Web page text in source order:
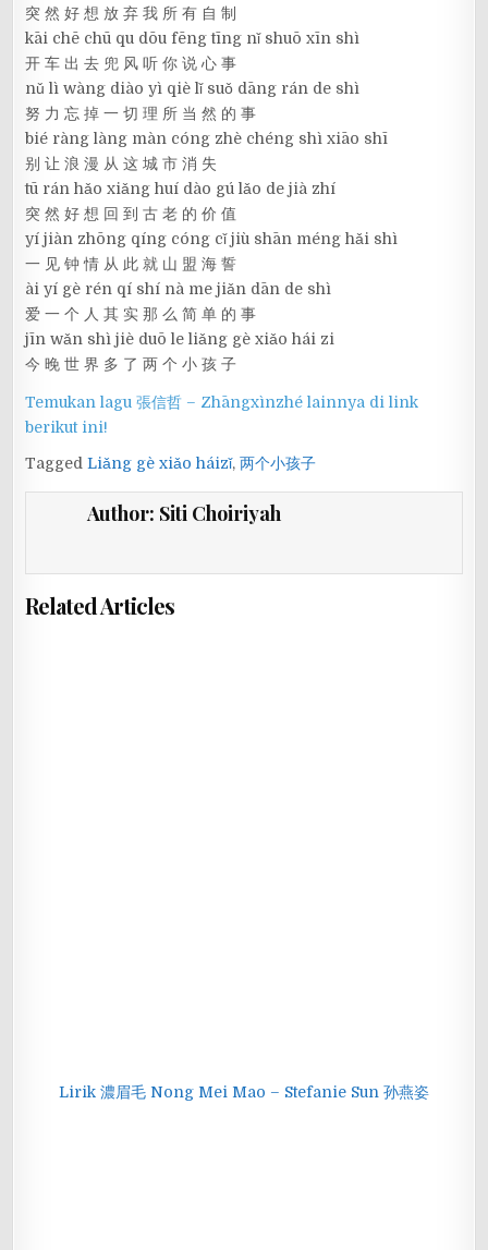
突 然 好 想 放 弃 我 所 有 自 制
kāi chē chū qu dōu fēng tīng nǐ shuō xīn shì
开 车 出 去 兜 风 听 你 说 心 事
nǔ lì wàng diào yì qiè lǐ suǒ dāng rán de shì
努 力 忘 掉 一 切 理 所 当 然 的 事
bié ràng làng màn cóng zhè chéng shì xiāo shī
别 让 浪 漫 从 这 城 市 消 失
tū rán hǎo xiǎng huí dào gú lǎo de jià zhí
突 然 好 想 回 到 古 老 的 价 值
yí jiàn zhōng qíng cóng cǐ jiù shān méng hǎi shì
一 见 钟 情 从 此 就 山 盟 海 誓
ài yí gè rén qí shí nà me jiǎn dān de shì
爱 一 个 人 其 实 那 么 简 单 的 事
jīn wǎn shì jiè duō le liǎng gè xiǎo hái zi
今 晚 世 界 多 了 两 个 小 孩 子
Temukan lagu 張信哲 – Zhāngxìnzhé lainnya di link
berikut ini!
TaggedLiǎng gè xiǎo háizǐ,两个小孩子
Author: Siti Choiriyah
Related Articles
Lirik 濃眉毛 Nong Mei Mao – Stefanie Sun 孙燕姿